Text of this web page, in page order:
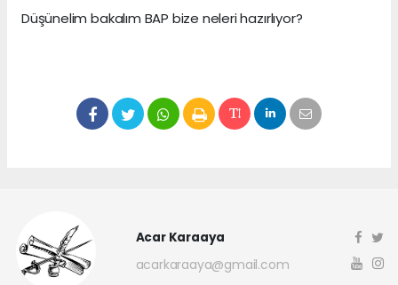
Düşünelim bakalım BAP bize neleri hazırlıyor?
Acar Karaaya
acarkaraaya@gmail.com